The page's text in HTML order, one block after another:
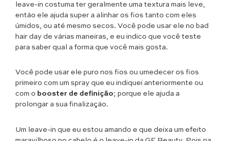
leave-in costuma ter geralmente uma textura mais leve,
então ele ajuda super a alinhar os fios tanto com eles
úmidos, ou até mesmo secos. Você pode usar ele no bad
hair day de várias maneiras, e eu indico que você teste
para saber qual a forma que você mais gosta.
Você pode usar ele puro nos fios ou umedecer os fios
primeiro com um spray que eu indiquei anteriormente ou
com o booster de definição; porque ele ajuda a
prolongar a sua finalização.
Um leave-in que eu estou amando e que deixa um efeito